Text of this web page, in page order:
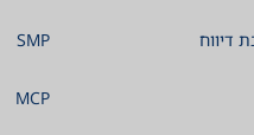
דיווח SMP
MCP